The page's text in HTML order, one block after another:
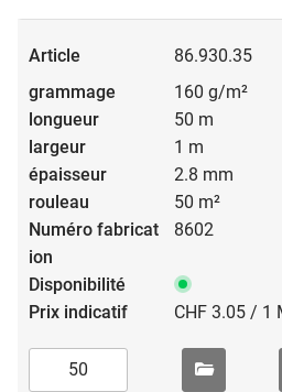
86.930.35
160 g/m²
50 m
1 m
2.8 mm
50 m²
8602
CHF 3.05 / 1